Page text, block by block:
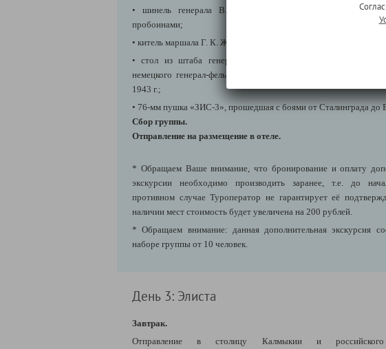
• шинель генерала В. А. Глазкова со 168 пулевыми и
пробоинами;
• китель маршала Г. К. Жукова;
• стол из штаба генерала М. С. Шумилова, где впервые
немецкого генерал-фельдмаршала Ф. Паулюса, пленённого в
1943 г.;
• 76-мм пушка «ЗИС-3», прошедшая с боями от Сталинграда до
Сбор группы.
Отправление на размещение в отеле.
* Обращаем Ваше внимание, что бронирование и оплату
экскурсии необходимо производить заранее, т.е. до
противном случае Туроператор не гарантирует её
наличии мест стоимость будет увеличена на 200 рублей.
* Обращаем внимание: данная дополнительная экскурсия
наборе группы от 10 человек.
День 3: Элиста
Завтрак.
Отправление в
столицу Калмыкии и